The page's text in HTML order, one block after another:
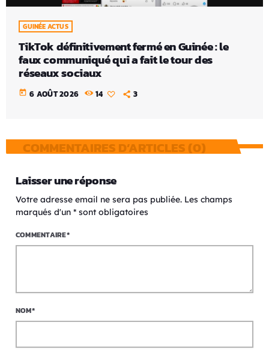
GUINÉE ACTUS
TikTok définitivement fermé en Guinée : le
faux communiqué qui a fait le tour des
réseaux sociaux
today 6 AOÛT 2026 14 3
COMMENTAIRES D’ARTICLES (0)
Laisser une réponse
Votre adresse email ne sera pas publiée. Les champs
marqués d'un * sont obligatoires
COMMENTAIRE*
NOM*